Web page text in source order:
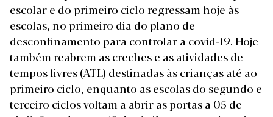
escolar e do primeiro ciclo regressam hoje às
escolas, no primeiro dia do plano de
desconfinamento para controlar a covid-19. Hoje
também reabrem as creches e as atividades de
tempos livres (ATL) destinadas às crianças até ao
primeiro ciclo, enquanto as escolas do segundo e
terceiro ciclos voltam a abrir as portas a 05 de